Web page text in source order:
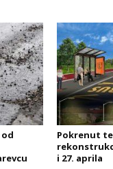
Pokrenut
i 27. aprila